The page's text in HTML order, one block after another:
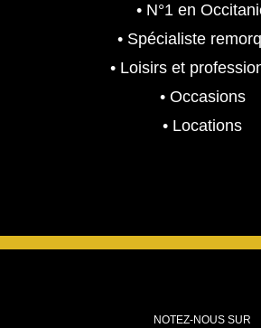
• N°1 en
• Spécialiste
• Loisirs et
• Occasions
• Locations
NOTEZ-NOUS SUR